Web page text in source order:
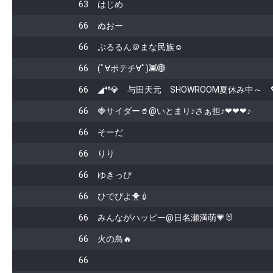
63 はじめ
66 ぬおー
66 ぷるるん＠まな民族☺︎
66 (ﾟ∀ポテチ∀ﾟ)👾🌐
66 ◢⁴⁶💎 与田天元 SHOWROOM夏休み中～
66 🍓サイダー🥤@いとまり♪さぁ担♪❤❤❤♪
66 そーだ
66 りり
66 ゆきっぴ
66 ひでぴよ🐥💉
66 みんながハッピー@日名瀬満萌💗🐰
66 火の鳥🔥
66